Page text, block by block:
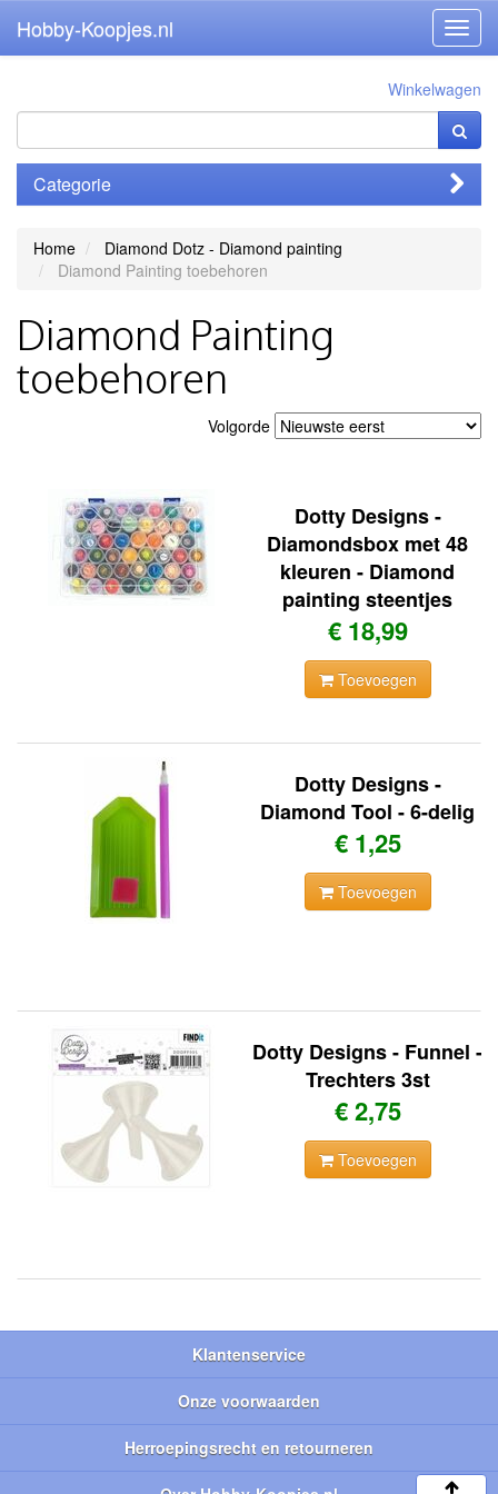
Hobby-Koopjes.nl
Winkelwagen
Categorie
Home
Diamond Dotz - Diamond painting
Diamond Painting toebehoren
Diamond Painting
toebehoren
Volgorde
Dotty Designs -
Diamondsbox met 48
kleuren - Diamond
painting steentjes
€ 18,99
Toevoegen
Dotty Designs -
Diamond Tool - 6-delig
€ 1,25
Toevoegen
Dotty Designs - Funnel -
Trechters 3st
€ 2,75
Toevoegen
Klantenservice
Onze voorwaarden
Herroepingsrecht en retourneren